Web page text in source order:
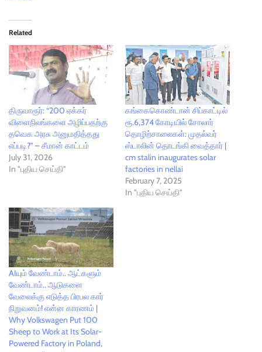
Related
திருவாரூர்: “200 ஏக்கர்
விளைநிலங்களை அழிப்பதற்கு
தவெக அரசு அனுமதித்தது
எப்படி?" – சீமான் காட்டம்
July 31, 2026
In "புதிய செய்தி"
கங்கைகொண்டான் சிப்காட்டில்
ரூ.6,374 கோடியில் சோலார்
தொழிற்சாலைகள்: முதல்வர்
ஸ்டாலின் தொடங்கி வைத்தார் |
cm stalin inaugurates solar
factories in nellai
February 7, 2025
In "புதிய செய்தி"
AIயும் வேண்டாம்.. ஆட்களும்
வேண்டாம்.. ஆடுகளை
வேலைக்கு எடுத்த பிரபல கார்
நிறுவனம்! என்ன காரணம் |
Why Volkswagen Put 100
Sheep to Work at Its Solar-
Powered Factory in Poland,